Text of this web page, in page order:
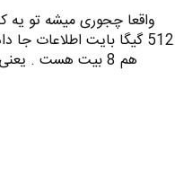
واقعا چجوری میشه تو یه
هم 8 بیت هست . یعنی بیش از 4 هزار میلیارد بیت ( صفر و یک ) جا خوش…